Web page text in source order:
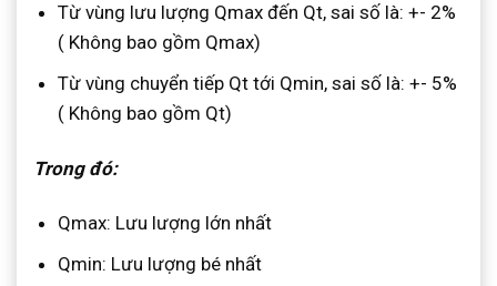
Từ vùng lưu lượng Qmax đến Qt, sai số là: +- 2%
( Không bao gồm Qmax)
Từ vùng chuyển tiếp Qt tới Qmin, sai số là: +- 5%
( Không bao gồm Qt)
Trong đó:
Qmax: Lưu lượng lớn nhất
Qmin: Lưu lượng bé nhất